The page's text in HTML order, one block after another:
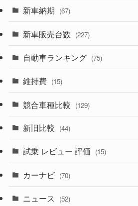
(329)
(357)
(328)
(230)
(253)
(242)
(85)
(84)
(14)
(222)
(50)
(43)
(58)
(28)
新車納期 (67)
(28)
(8)
(3)
(3)
(5)
(1)
新車販売台数 (227)
(21)
(5)
(7)
(5)
自動車ランキング (75)
維持費 (15)
競合車種比較 (129)
新旧比較 (44)
試乗 レビュー 評価 (15)
カーナビ (70)
ニュース (52)